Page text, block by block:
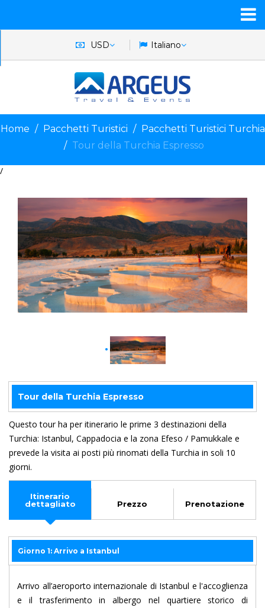
USD Italiano
Home Pacchetti Turistici
Pacchetti Turistici Turchia
Tour della Turchia Espresso
/
Tour della Turchia Espresso
Questo tour ha per itinerario le prime 3 destinazioni della
Turchia: Istanbul, Cappadocia e la zona Efeso / Pamukkale e
prevede la visita ai posti più rinomati della Turchia in soli 10
giorni.
Itinerario
dettagliato
Prezzo Prenotazione
Giorno 1: Arrivo a Istanbul
Arrivo all’aeroporto internazionale di Istanbul e l'accoglienza
e il trasferimento in albergo nel quartiere storico di